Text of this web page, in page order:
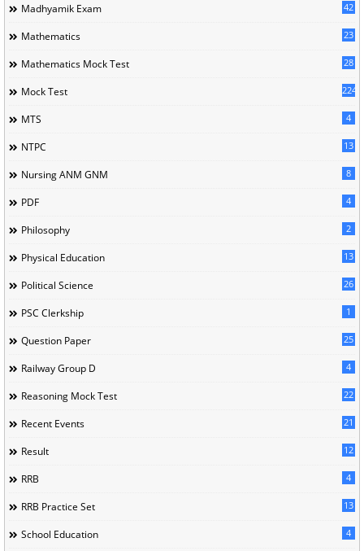
Madhyamik Exam 42
Mathematics 23
Mathematics Mock Test 28
Mock Test 224
MTS 4
NTPC 13
Nursing ANM GNM 8
PDF 4
Philosophy 2
Physical Education 13
Political Science 26
PSC Clerkship 1
Question Paper 25
Railway Group D 4
Reasoning Mock Test 22
Recent Events 21
Result 12
RRB 4
RRB Practice Set 13
School Education 4